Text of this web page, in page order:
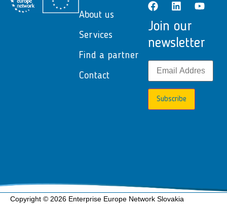
About us
Services
Find a partner
Contact
Join our
newsletter
Subscribe
Copyright © 2026 Enterprise Europe Network Slovakia